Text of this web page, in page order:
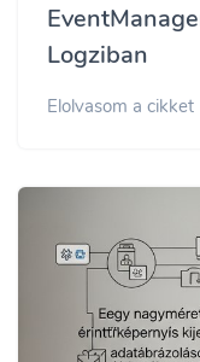
Logziban
Elolvasom a cikket